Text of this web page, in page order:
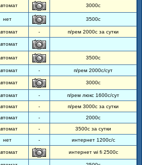
3000с
нет 3500с
- п/рем 2000с за сутки
3500с
- п/рем 2000с/сут
3000с
-
п/рем люкс 1600с/сут
-
п/рем 3000с за сутки
-
2000с
-
3500с за сутки
нет - интернет 1200с/с
интернет wi fi 2500с